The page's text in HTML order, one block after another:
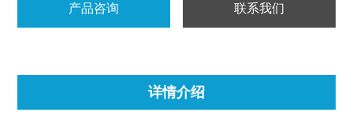
产品咨询 联系我们
详情介绍